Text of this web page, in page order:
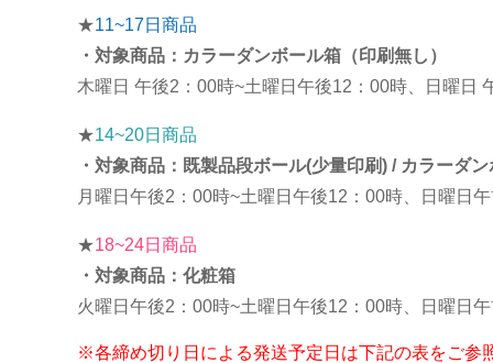
★11~17日商品
・対象商品：カラーダンボール箱（印刷無し）
木曜日 午後2：00時~土曜日午後12：00時、日曜日
★14~20日商品
・対象商品：既製品段ボール(少量印刷) / カラーダ
月曜日午後2：00時~土曜日午後12：00時、日曜日
★18~24日商品
・対象商品：化粧箱
火曜日午後2：00時~土曜日午後12：00時、日曜日
※各締め切り日による発送予定日は下記の表をご参